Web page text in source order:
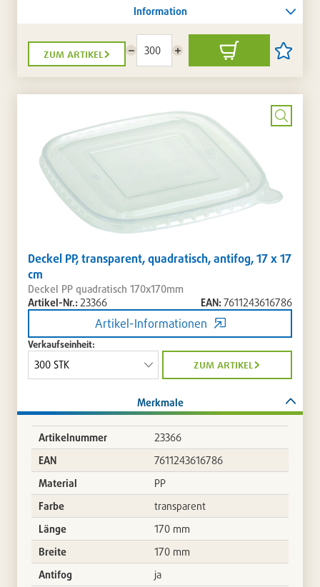
Information
zum artikel
Menge
reduzieren
Menge
erhöhen
In
den
Artikel
/
Bild
Deckel PP, transparent, quadratisch, antifog, 17 x 17
cm
Deckel PP quadratisch 170x170mm
Artikel-Nr.: 23366 EAN:7611243616786
Artikel-Informationen
Verkaufseinheit:
zum artikel
Merkmale
Artikelnummer
23366
EAN
7611243616786
Material
PP
Farbe
transparent
Länge
170 mm
Breite
170 mm
Antifog
ja